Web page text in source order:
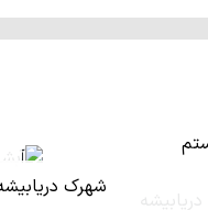
آبشار چلندر، پلاژ
امکانات رفاهی و
شهرک